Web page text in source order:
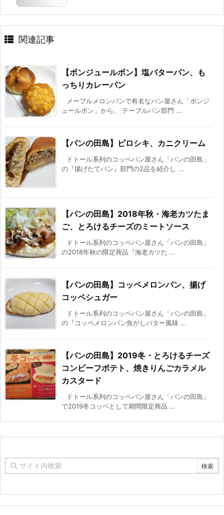
関連記事
【ボンジュールボン】塩バターパン、も
っちりカレーパン
メープルメロンパンで有名なパン屋さん「ボンジ
ュールボン」から、 テーブルパン部門 ...
【パンの田島】ピロシキ、カニクリーム
ドトール系列のコッペパン屋さん「パンの田島」
の『揚げたてパン』部門の2品を紹介し ...
【パンの田島】2018年秋・海老カツたま
ご、とろけるチーズのミートソース
ドトール系列のコッペパン屋さん「パンの田島」
の2018年秋の限定商品『海老カツた ...
【パンの田島】コッペメロンパン、揚げ
コッペシュガー
ドトール系列のコッペパン屋さん「パンの田島」
の『コッペメロンパン焦がしバター風味 ...
【パンの田島】2019冬・とろけるチーズ
コンビーフポテト、焼きりんごカラメル
カスタード
ドトール系列のコッペパン屋さん「パンの田島」
で2019冬コッペとして期間限定商品 ...